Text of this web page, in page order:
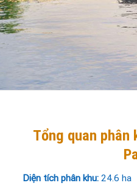
Tổng quan phân
Diện tích phân khu: 24.6 ha